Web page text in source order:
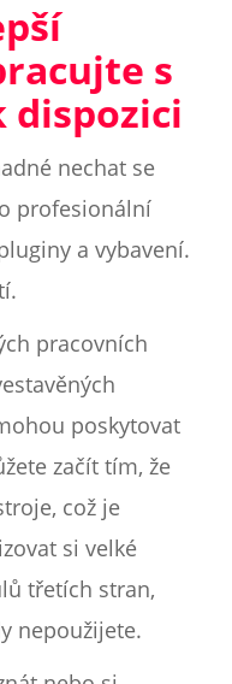
s
dispozici
nechat se
profesionální
a vybavení.
pracovních
poskytovat
začít tím, že
což je
si velké
třetích stran,
nepoužijete.